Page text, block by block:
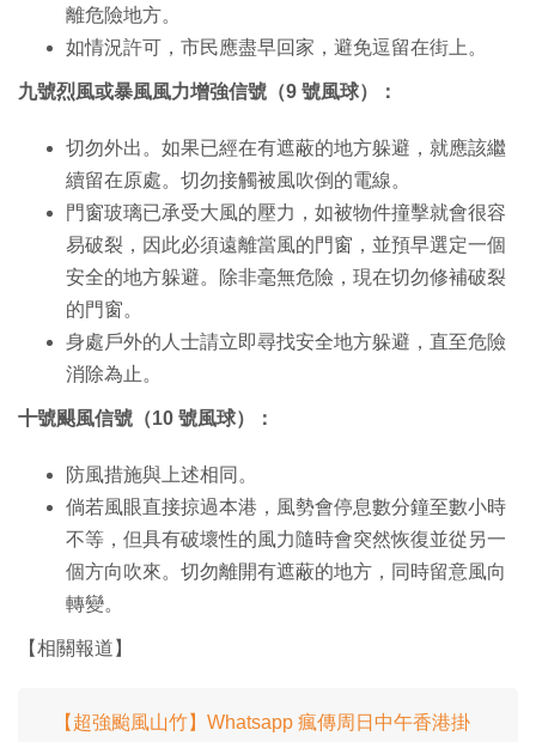
離危險地方。
如情況許可，市民應盡早回家，避免逗留在街上。
九號烈風或暴風風力增強信號（9 號風球）：
切勿外出。如果已經在有遮蔽的地方躲避，就應該繼
續留在原處。切勿接觸被風吹倒的電線。
門窗玻璃已承受大風的壓力，如被物件撞擊就會很容
易破裂，因此必須遠離當風的門窗，並預早選定一個
安全的地方躲避。除非毫無危險，現在切勿修補破裂
的門窗。
身處戶外的人士請立即尋找安全地方躲避，直至危險
消除為止。
十號颶風信號（10 號風球）：
防風措施與上述相同。
倘若風眼直接掠過本港，風勢會停息數分鐘至數小時
不等，但具有破壞性的風力隨時會突然恢復並從另一
個方向吹來。切勿離開有遮蔽的地方，同時留意風向
轉變。
【相關報道】
【超強颱風山竹】Whatsapp 瘋傳周日中午香港掛